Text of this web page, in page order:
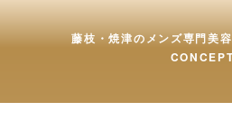
藤枝・焼津のメンズ専門美